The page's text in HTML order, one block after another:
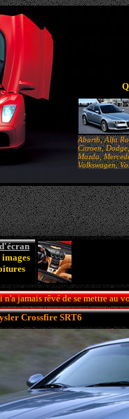
Abarth, Alfa
Citroen,
Mazda,
Volkswagen,
images
n'a jamais rêvé de se mettre au
Crossfire SRT6